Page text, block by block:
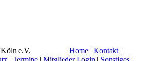
Köln e.V. Home Kontakt|